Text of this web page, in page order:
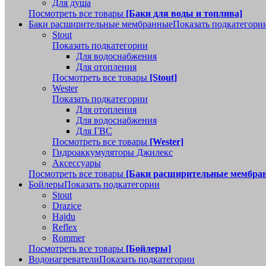
Для душа
Посмотреть все товары [Баки для воды и топлива]
Баки расширительные мембранныеПоказать
Stout
Показать подкатегории
Для водоснабжения
Для отопления
Посмотреть все товары [Stout]
Wester
Показать подкатегории
Для отопления
Для водоснабжения
Для ГВС
Посмотреть все товары [Wester]
Гидроаккумуляторы Джилекс
Аксессуары
Посмотреть все товары [Баки расширительные
БойлерыПоказать подкатегории
Stout
Drazice
Hajdu
Reflex
Rommer
Посмотреть все товары [Бойлеры]
ВодонагревателиПоказать подкатегории